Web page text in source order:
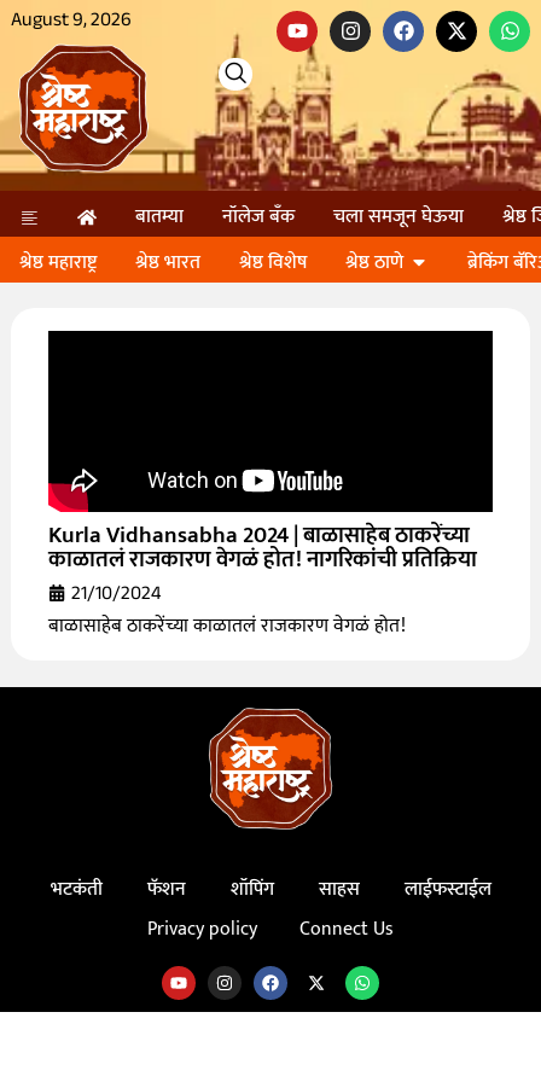
August 9, 2026
बातम्या नॉलेज बॅंक चला समजून घेऊया
श्रेष्ठ
श्रेष्ठ महाराष्ट्र
श्रेष्ठ भारत श्रेष्ठ विशेष श्रेष्ठ ठाणे ब्रेकिंग
Kurla Vidhansabha 2024 | बाळासाहेब ठाकरेंच्या
काळातलं राजकारण वेगळं होत! नागरिकांची प्रतिक्रिया
21/10/2024
बाळासाहेब ठाकरेंच्या काळातलं राजकारण वेगळं होत!
भटकंती फॅशन शॉपिंग साहस
लाईफस्टाईल
Privacy policy
Connect Us